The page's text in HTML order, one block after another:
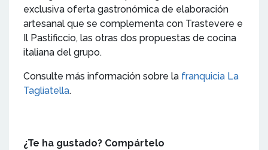
exclusiva oferta gastronómica de elaboración
artesanal que se complementa con Trastevere e
Il Pastificcio, las otras dos propuestas de cocina
italiana del grupo.
Consulte más información sobre la franquicia La
Tagliatella.
¿Te ha gustado? Compártelo